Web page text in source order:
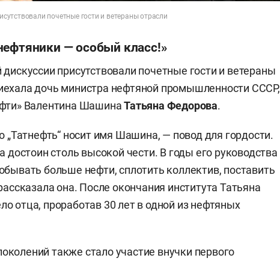
почетные гости и ветераны отрасли
— особый класс!»
присутствовали почетные гости и ветераны
дочь министра нефтяной промышленности СССР,
Валентина ШашинаТатьяна Федорова.
„Татнефть“ носит имя Шашина, — повод для гордости.
достоин столь высокой чести. В годы его руководства
больше нефти, сплотить коллектив, поставить
она. После окончания института ­Татьяна
отца, проработав 30 лет в одной из нефтяных
также стало участие внучки первого